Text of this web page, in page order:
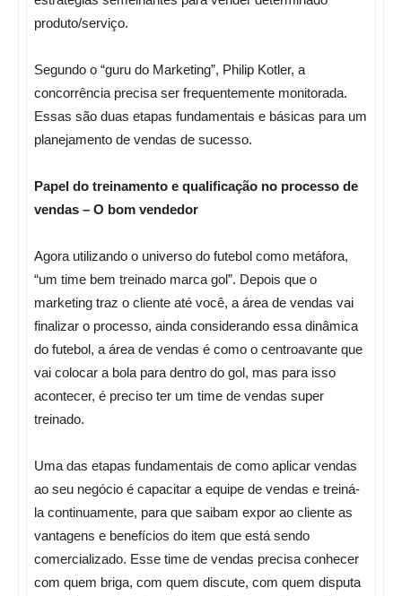
produto/serviço.
Segundo o “guru do Marketing”, Philip Kotler, a
concorrência precisa ser frequentemente monitorada.
Essas são duas etapas fundamentais e básicas para um
planejamento de vendas de sucesso.
Papel do treinamento e qualificação no processo de
vendas – O bom vendedor
Agora utilizando o universo do futebol como metáfora,
“um time bem treinado marca gol”. Depois que o
marketing traz o cliente até você, a área de vendas vai
finalizar o processo, ainda considerando essa dinâmica
do futebol, a área de vendas é como o centroavante que
vai colocar a bola para dentro do gol, mas para isso
acontecer, é preciso ter um time de vendas super
treinado.
Uma das etapas fundamentais de como aplicar vendas
ao seu negócio é capacitar a equipe de vendas e treiná-
la continuamente, para que saibam expor ao cliente as
vantagens e benefícios do item que está sendo
comercializado. Esse time de vendas precisa conhecer
com quem briga, com quem discute, com quem disputa